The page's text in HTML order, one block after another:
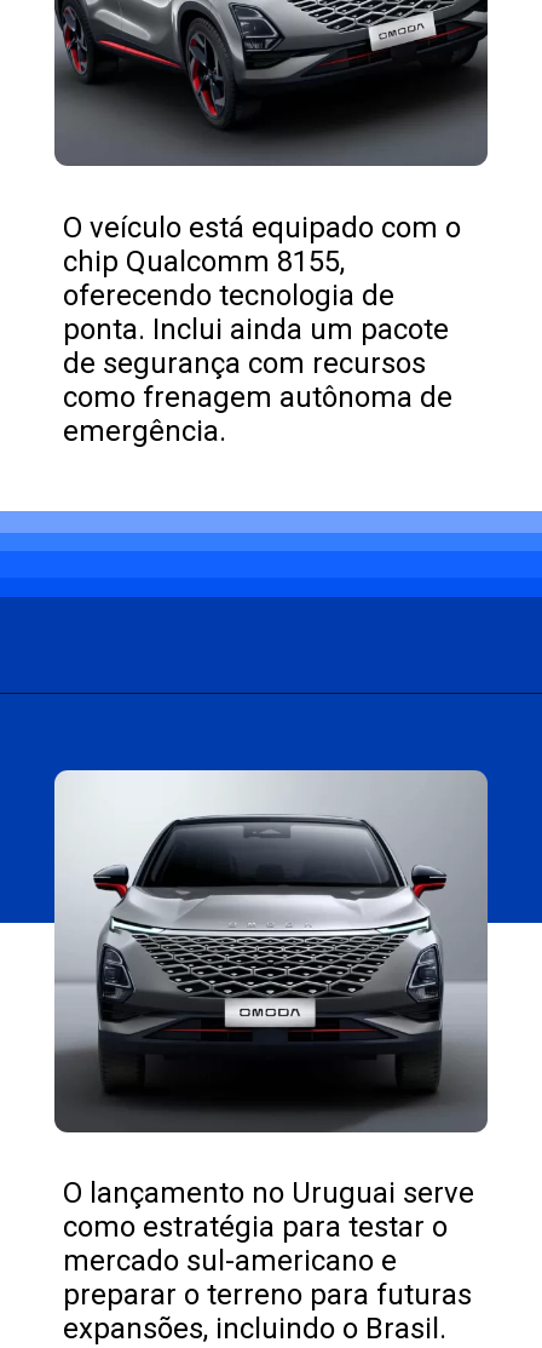
O veículo está equipado com o
chip Qualcomm 8155,
oferecendo tecnologia de
ponta. Inclui ainda um pacote
de segurança com recursos
como frenagem autônoma de
emergência.
O lançamento no Uruguai serve
como estratégia para testar o
mercado sul-americano e
preparar o terreno para futuras
expansões, incluindo o Brasil.